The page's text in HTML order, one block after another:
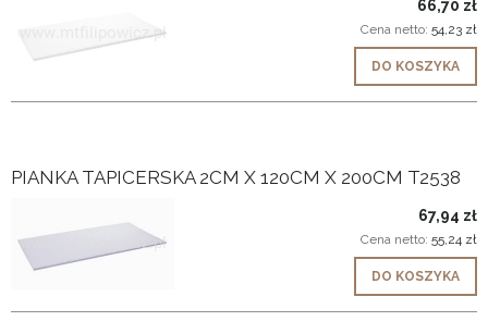
66,70 zł
Cena netto: 54,23 zł
DO KOSZYKA
PIANKA TAPICERSKA 2CM X 120CM X 200CM T2538
67,94 zł
Cena netto: 55,24 zł
DO KOSZYKA